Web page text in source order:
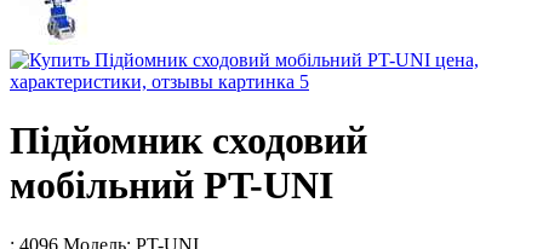
Підйомник сходовий
мобільний PT-UNI
: 4096 Модель: PT-UNI